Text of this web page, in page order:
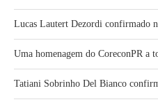
Lucas Lautert Dezordi confirmado
Uma homenagem do CoreconPR a
Tatiani Sobrinho Del Bianco